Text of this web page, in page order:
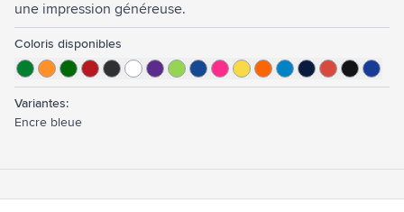
une impression généreuse.
Coloris disponibles
Variantes:
Encre bleue